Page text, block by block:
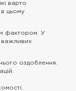
варто
в цьому
фактором. У
важливих
оздоблення.